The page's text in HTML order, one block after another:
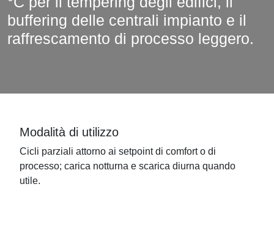
buffering delle centrali impianto e il
raffrescamento di processo leggero.
Modalità di utilizzo
Cicli parziali attorno ai setpoint di comfort o di
processo; carica notturna e scarica diurna quando
utile.